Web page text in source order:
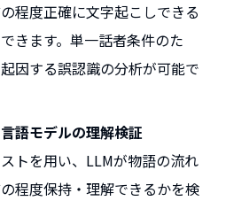
程度正確に文字起こしできる
きます。単一話者条件のた
因する誤認識の分析が可能で
語モデルの理解検証
トを用い、LLMが物語の流れ
程度保持・理解できるかを検